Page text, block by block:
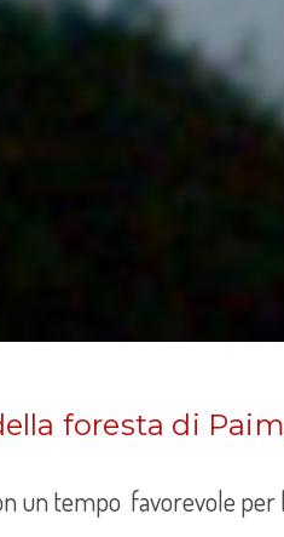
foresta di
un tempo favorevole per